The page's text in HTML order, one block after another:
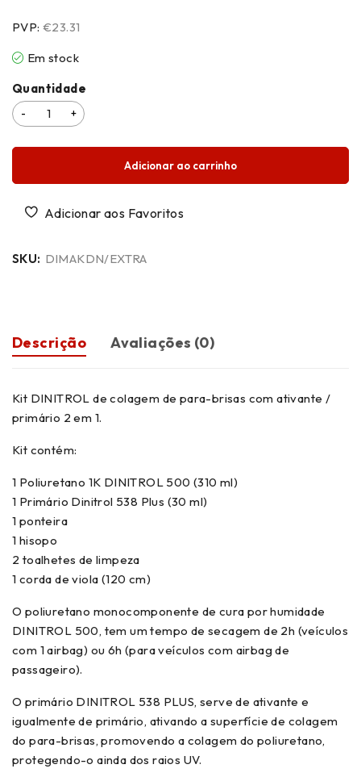
PVP: €23.31
Em stock
Quantidade
Adicionar ao carrinho
SKU: DIMAKDN/EXTRA
Descrição Avaliações (0)
Kit DINITROL de colagem de para-brisas com ativante /
primário 2 em 1.
Kit contém:
1 Poliuretano 1K DINITROL 500 (310 ml)
1 Primário Dinitrol 538 Plus (30 ml)
1 ponteira
1 hisopo
2 toalhetes de limpeza
1 corda de viola (120 cm)
O poliuretano monocomponente de cura por humidade
DINITROL 500, tem um tempo de secagem de 2h (veículos
com 1 airbag) ou 6h (para veículos com airbag de
passageiro).
O primário DINITROL 538 PLUS, serve de ativante e
igualmente de primário, ativando a superfície de colagem
do para-brisas, promovendo a colagem do poliuretano,
protegendo-o ainda dos raios UV.